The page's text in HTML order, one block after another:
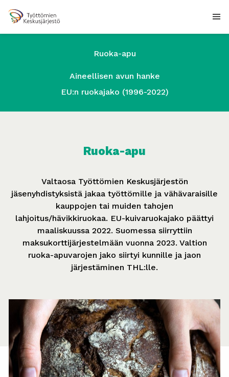
Ruoka-apu
Aineellisen avun hanke
EU:n ruokajako (1996-2022)
Ruoka-apu
Valtaosa Työttömien Keskusjärjestön
jäsenyhdistyksistä jakaa työttömille ja vähävaraisille
kauppojen tai muiden tahojen
lahjoitus/hävikkiruokaa. EU-kuivaruokajako päättyi
maaliskuussa 2022. Suomessa siirryttiin
maksukorttijärjestelmään vuonna 2023. Valtion
ruoka-apuvarojen jako siirtyi kunnille ja jaon
järjestäminen THL:lle.